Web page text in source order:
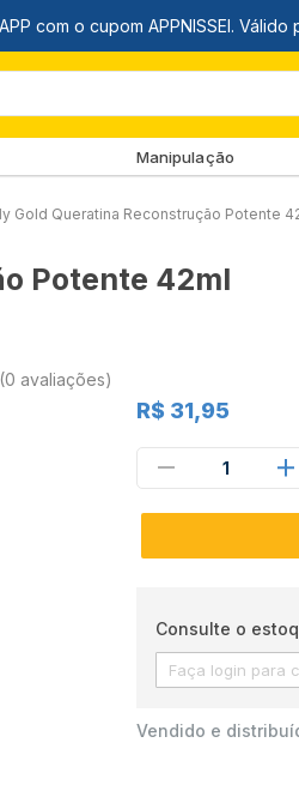
Manipulação
Gold Queratina Reconstrução Potente
Potente 42ml
(0 avaliações)
R$ 31,95
1
Consulte o
Vendido e